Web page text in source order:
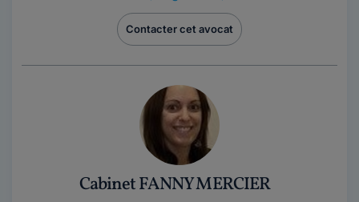
Contacter cet avocat
Cabinet FANNY MERCIER